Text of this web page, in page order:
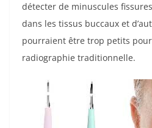
détecter de minuscules
dans les tissus buccaux et
pourraient être trop petits
radiographie traditionnelle.